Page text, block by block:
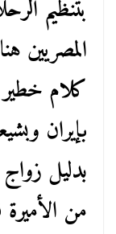
بتنظيم
المصريين
كلام
بإيران
بدليل
من